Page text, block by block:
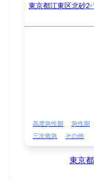
東京都江東区北砂
高度急性期 急性期
三次救急
その他
東京